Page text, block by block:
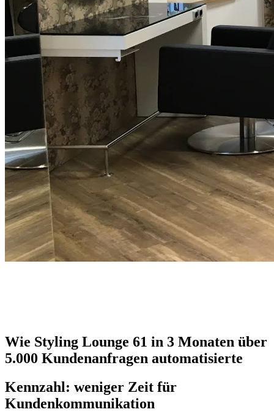
Wie Styling Lounge 61 in 3 Monaten über
5.000 Kundenanfragen automatisierte
Kennzahl: weniger Zeit für
Kundenkommunikation